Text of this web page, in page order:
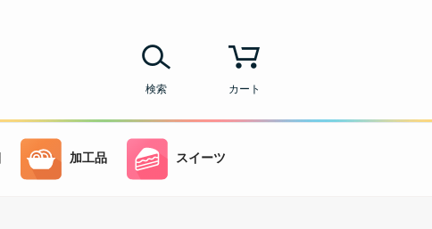
カート
検索
加工品 スイーツ